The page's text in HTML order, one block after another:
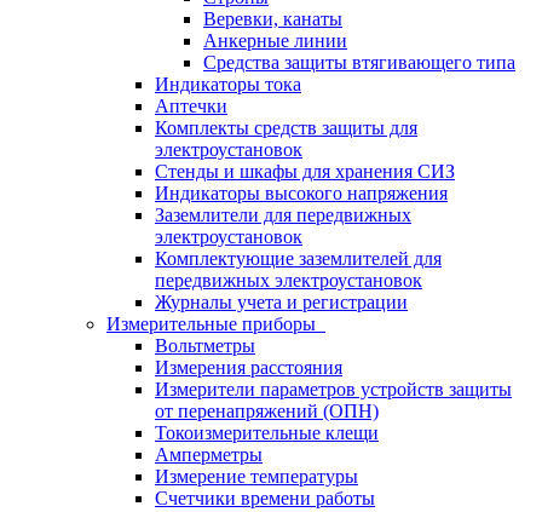
Веревки, канаты
Анкерные линии
Средства защиты втягивающего типа
Индикаторы тока
Аптечки
Комплекты средств защиты для
электроустановок
Стенды и шкафы для хранения СИЗ
Индикаторы высокого напряжения
Заземлители для передвижных
электроустановок
Комплектующие заземлителей для
передвижных электроустановок
Журналы учета и регистрации
Измерительные приборы
Вольтметры
Измерения расстояния
Измерители параметров устройств защиты
от перенапряжений (ОПН)
Токоизмерительные клещи
Амперметры
Измерение температуры
Счетчики времени работы